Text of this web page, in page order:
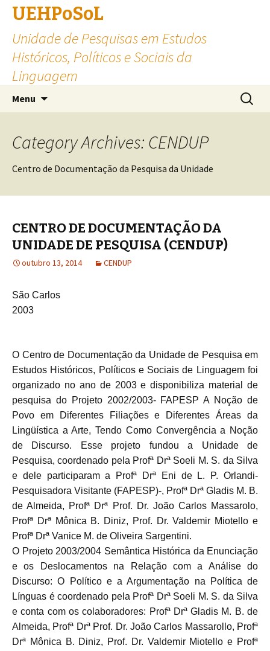
UEHPoSoL
Unidade de Pesquisas em Estudos
Históricos, Políticos e Sociais da
Linguagem
Menu
por:
Category Archives: CENDUP
Centro de Documentação da Pesquisa da Unidade
CENTRO DE DOCUMENTAÇÃO DA
UNIDADE DE PESQUISA (CENDUP)
outubro 13, 2014 CENDUP
São Carlos
2003
O Centro de Documentação da Unidade de Pesquisa em
Estudos Históricos, Políticos e Sociais de Linguagem foi
organizado no ano de 2003 e disponibiliza material de
pesquisa do Projeto 2002/2003- FAPESP A Noção de
Povo em Diferentes Filiações e Diferentes Áreas da
Lingüística a Arte, Tendo Como Convergência a Noção
de Discurso. Esse projeto fundou a Unidade de
Pesquisa, coordenado pela Profª Drª Soeli M. S. da Silva
e dele participaram a Profª Drª Eni de L. P. Orlandi-
Pesquisadora Visitante (FAPESP)-, Profª Drª Gladis M. B.
de Almeida, Profª Drª Prof. Dr. João Carlos Massarolo,
Profª Drª Mônica B. Diniz, Prof. Dr. Valdemir Miotello e
Profª Drª Vanice M. de Oliveira Sargentini.
O Projeto 2003/2004 Semântica Histórica da Enunciação
e os Deslocamentos na Relação com a Análise do
Discurso: O Político e a Argumentação na Política de
Línguas é coordenado pela Profª Drª Soeli M. S. da Silva
e conta com os colaboradores: Profª Drª Gladis M. B. de
Almeida, Profª Drª Prof. Dr. João Carlos Massarollo, Profª
Drª Mônica B. Diniz, Prof. Dr. Valdemir Miotello e Profª